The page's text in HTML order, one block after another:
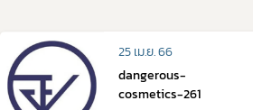
25 เม.ย. 66
dangerous-
cosmetics-261